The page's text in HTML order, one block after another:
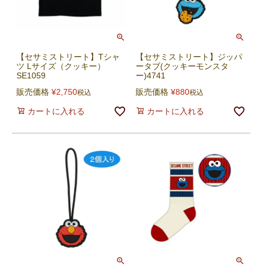
【セサミストリート】Tシャ
ツ Lサイズ（クッキー）
SE1059
販売価格 ¥2,750税込
カートに入れる
【セサミストリート】ジッパ
ータブ(クッキーモンスタ
ー)4741
販売価格 ¥880税込
カートに入れる